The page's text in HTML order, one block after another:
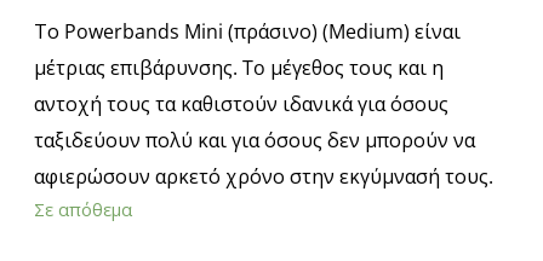
Το Powerbands Mini (πράσινο) (Medium) είναι
μέτριας επιβάρυνσης. To μέγεθος τους και η
αντοχή τους τα καθιστούν ιδανικά για όσους
ταξιδεύουν πολύ και για όσους δεν μπορούν να
αφιερώσουν αρκετό χρόνο στην εκγύμνασή τους.
Σε απόθεμα